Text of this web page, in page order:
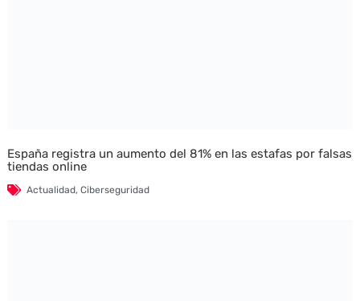
España registra un aumento del 81% en las estafas por falsas
tiendas online
Actualidad, Ciberseguridad